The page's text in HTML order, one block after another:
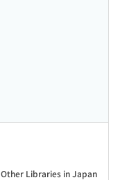
Other Libraries in Japan